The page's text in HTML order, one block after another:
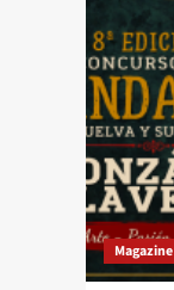
Magazine